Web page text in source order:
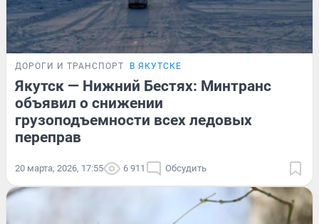
ДОРОГИ И ТРАНСПОРТ В ЯКУТСКЕ
Якутск — Нижний Бестях: Минтранс
объявил о снижении
грузоподъемности всех ледовых
переправ
20 марта, 2026, 17:55 6 911 Обсудить